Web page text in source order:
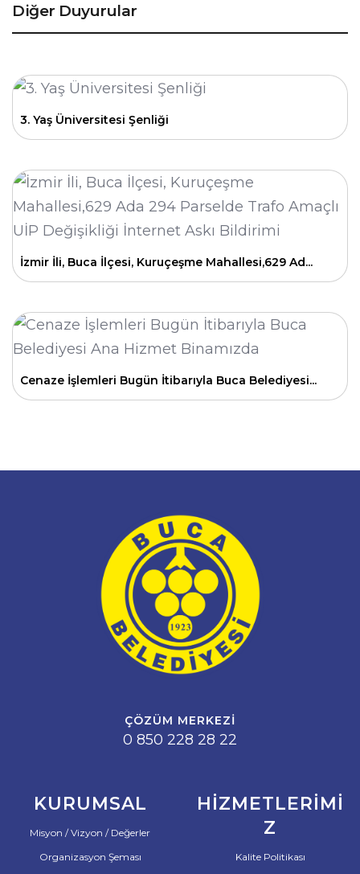
Diğer Duyurular
3. Yaş Üniversitesi Şenliği
İzmir İli, Buca İlçesi, Kuruçeşme Mahallesi,629 Ad...
Cenaze İşlemleri Bugün İtibarıyla Buca Belediyesi...
ÇÖZÜM MERKEZI
0 850 228 28 22
KURUMSAL
Misyon / Vizyon / Değerler
Organizasyon Şeması
HIZMETLERIMI
Z
Kalite Politikası